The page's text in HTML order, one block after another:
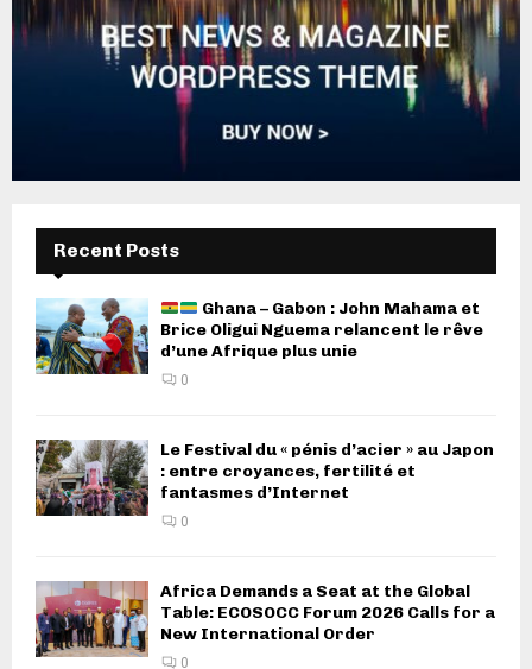
Recent Posts
Ghana – Gabon : John Mahama et
Brice Oligui Nguema relancent le rêve
d’une Afrique plus unie
0
Le Festival du « pénis d’acier » au Japon
: entre croyances, fertilité et
fantasmes d’Internet
0
Africa Demands a Seat at the Global
Table: ECOSOCC Forum 2026 Calls for a
New International Order
0